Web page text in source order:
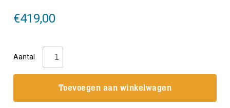
€419,00
Aantal
Ammonite:
Losse
Toevoegen aan winkelwagen